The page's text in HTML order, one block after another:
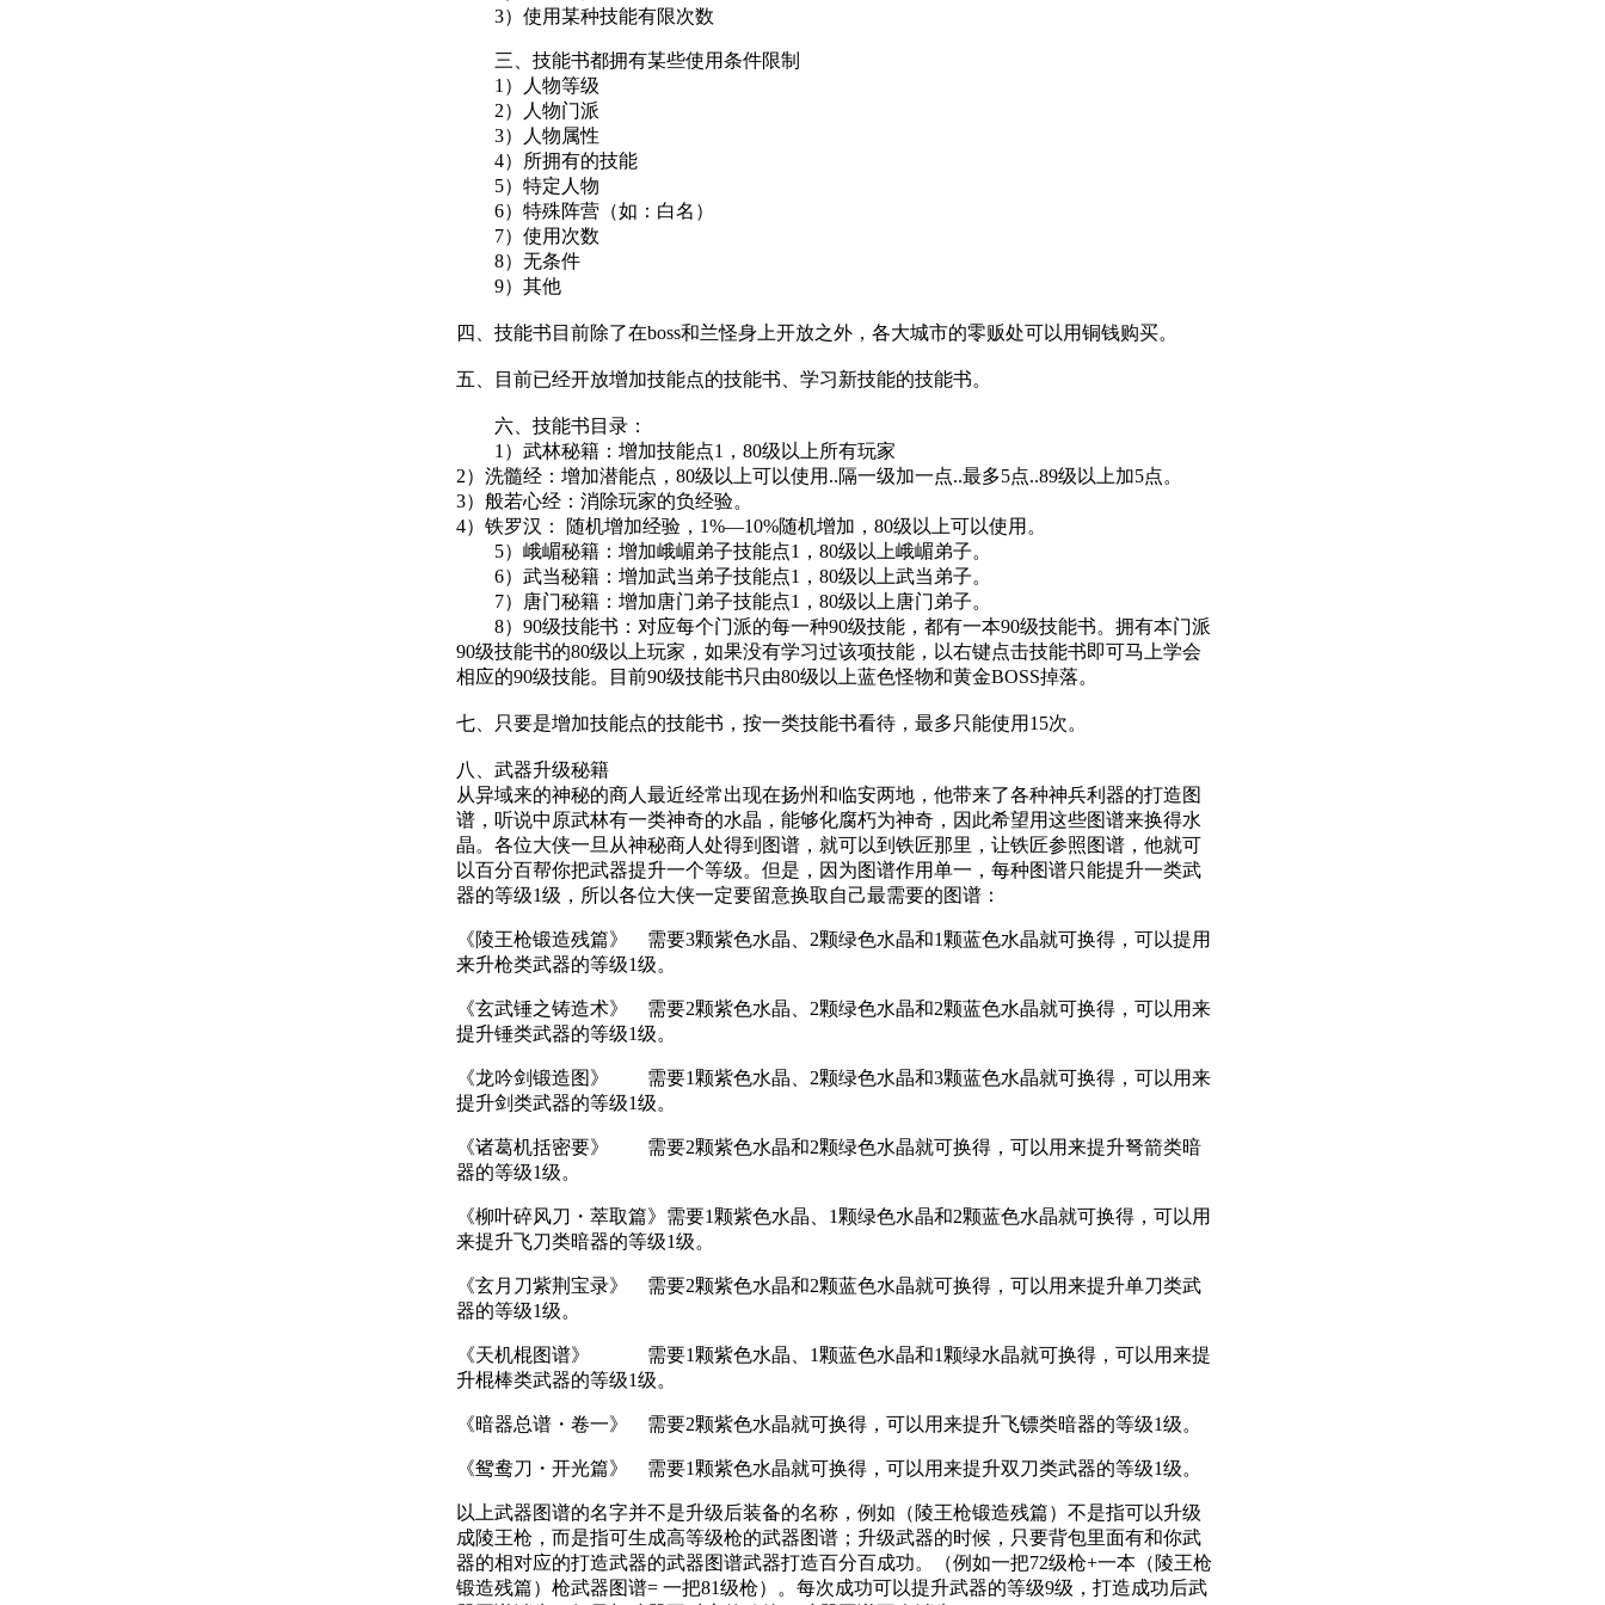
3）使用某种技能有限次数
三、技能书都拥有某些使用条件限制
1）人物等级
2）人物门派
3）人物属性
4）所拥有的技能
5）特定人物
6）特殊阵营（如：白名）
7）使用次数
8）无条件
9）其他
四、技能书目前除了在boss和兰怪身上开放之外，各大城市的零贩处可以用铜钱购买。
五、目前已经开放增加技能点的技能书、学习新技能的技能书。
六、技能书目录：
1）武林秘籍：增加技能点1，80级以上所有玩家
2）洗髓经：增加潜能点，80级以上可以使用..隔一级加一点..最多5点..89级以上加5点。
3）般若心经：消除玩家的负经验。
4）铁罗汉： 随机增加经验，1%―10%随机增加，80级以上可以使用。
5）峨嵋秘籍：增加峨嵋弟子技能点1，80级以上峨嵋弟子。
6）武当秘籍：增加武当弟子技能点1，80级以上武当弟子。
7）唐门秘籍：增加唐门弟子技能点1，80级以上唐门弟子。
8）90级技能书：对应每个门派的每一种90级技能，都有一本90级技能书。拥有本门派
90级技能书的80级以上玩家，如果没有学习过该项技能，以右键点击技能书即可马上学会
相应的90级技能。目前90级技能书只由80级以上蓝色怪物和黄金BOSS掉落。
七、只要是增加技能点的技能书，按一类技能书看待，最多只能使用15次。
八、武器升级秘籍
从异域来的神秘的商人最近经常出现在扬州和临安两地，他带来了各种神兵利器的打造图
谱，听说中原武林有一类神奇的水晶，能够化腐朽为神奇，因此希望用这些图谱来换得水
晶。各位大侠一旦从神秘商人处得到图谱，就可以到铁匠那里，让铁匠参照图谱，他就可
以百分百帮你把武器提升一个等级。但是，因为图谱作用单一，每种图谱只能提升一类武
器的等级1级，所以各位大侠一定要留意换取自己最需要的图谱：
《陵王枪锻造残篇》 需要3颗紫色水晶、2颗绿色水晶和1颗蓝色水晶就可换得，可以提用
来升枪类武器的等级1级。
《玄武锤之铸造术》 需要2颗紫色水晶、2颗绿色水晶和2颗蓝色水晶就可换得，可以用来
提升锤类武器的等级1级。
《龙吟剑锻造图》 需要1颗紫色水晶、2颗绿色水晶和3颗蓝色水晶就可换得，可以用来
提升剑类武器的等级1级。
《诸葛机括密要》 需要2颗紫色水晶和2颗绿色水晶就可换得，可以用来提升弩箭类暗
器的等级1级。
《柳叶碎风刀・萃取篇》需要1颗紫色水晶、1颗绿色水晶和2颗蓝色水晶就可换得，可以用
来提升飞刀类暗器的等级1级。
《玄月刀紫荆宝录》 需要2颗紫色水晶和2颗蓝色水晶就可换得，可以用来提升单刀类武
器的等级1级。
《天机棍图谱》 需要1颗紫色水晶、1颗蓝色水晶和1颗绿水晶就可换得，可以用来提
升棍棒类武器的等级1级。
《暗器总谱・卷一》 需要2颗紫色水晶就可换得，可以用来提升飞镖类暗器的等级1级。
《鸳鸯刀・开光篇》 需要1颗紫色水晶就可换得，可以用来提升双刀类武器的等级1级。
以上武器图谱的名字并不是升级后装备的名称，例如（陵王枪锻造残篇）不是指可以升级
成陵王枪，而是指可生成高等级枪的武器图谱；升级武器的时候，只要背包里面有和你武
器的相对应的打造武器的武器图谱武器打造百分百成功。（例如一把72级枪+一本（陵王枪
锻造残篇）枪武器图谱= 一把81级枪）。每次成功可以提升武器的等级9级，打造成功后武